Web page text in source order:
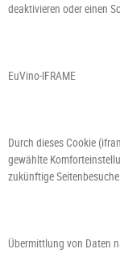
deaktivieren oder einen
EuVino-IFRAME
Durch dieses Cookie
gewählte
zukünftige
Übermittlung von Daten